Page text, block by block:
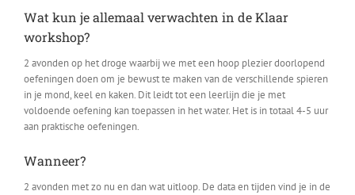
Wat kun je allemaal verwachten in de Klaar
workshop?
2 avonden op het droge waarbij we met een hoop plezier doorlopend
oefeningen doen om je bewust te maken van de verschillende spieren
in je mond, keel en kaken. Dit leidt tot een leerlijn die je met
voldoende oefening kan toepassen in het water. Het is in totaal 4-5 uur
aan praktische oefeningen.
Wanneer?
2 avonden met zo nu en dan wat uitloop. De data en tijden vind je in de